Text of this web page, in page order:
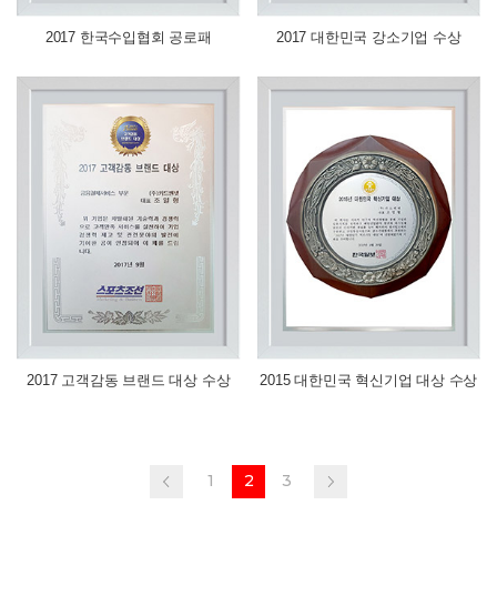
2017 한국수입협회 공로패 2017 대한민국 강소기업 수상
2017 고객감동 브랜드 대상 수상 2015 대한민국 혁신기업 대상 수상
1 2 3